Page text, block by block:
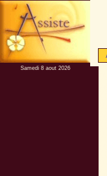
Samedi 8 aout 2026